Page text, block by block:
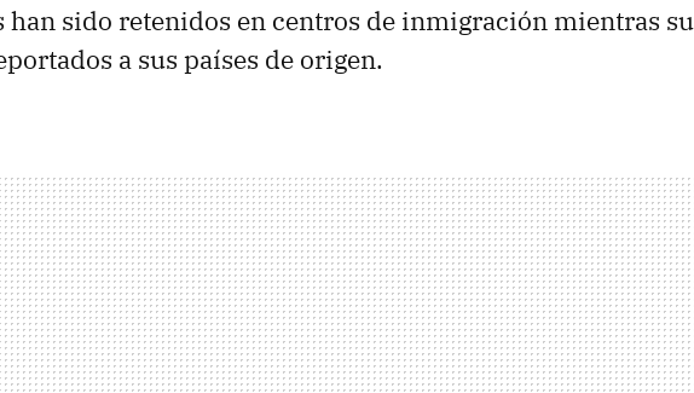
han sido retenidos en centros de inmigración mientras
a sus países de origen.